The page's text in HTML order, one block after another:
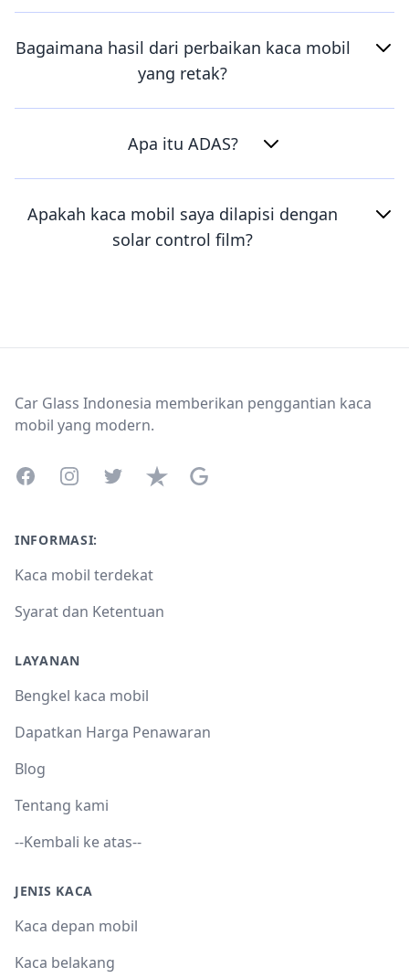
Bagaimana hasil dari perbaikan kaca mobil
yang retak?
Apa itu ADAS?
Apakah kaca mobil saya dilapisi dengan
solar control film?
Car Glass Indonesia memberikan penggantian kaca
mobil yang modern.
FacebookInstagramTwitterTrustpilotGoogle Business Profile
INFORMASI:
Kaca mobil terdekat
Syarat dan Ketentuan
LAYANAN
Bengkel kaca mobil
Dapatkan Harga Penawaran
Blog
Tentang kami
--Kembali ke atas--
JENIS KACA
Kaca depan mobil
Kaca belakang